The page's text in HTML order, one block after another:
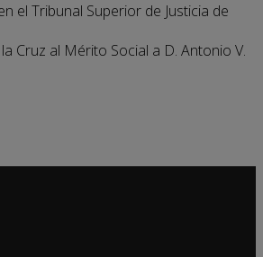
el Tribunal Superior de Justicia de
Cruz al Mérito Social a D. Antonio V.